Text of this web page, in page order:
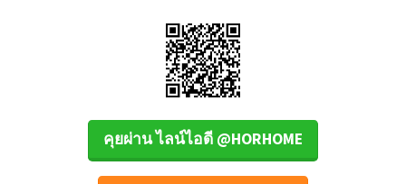
คุยผ่าน ไลน์ไอดี @HORHOME